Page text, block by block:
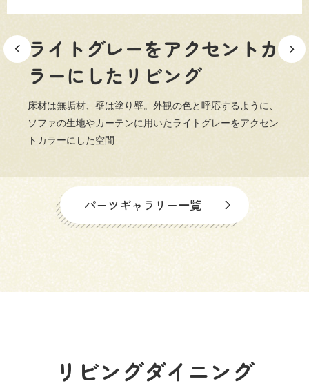
054-365-3838
受付時間／平日9:00 - 18:00
来場予約 お問い合わせ 資料請求
ライトグレーをアクセントカ
ラーにしたリビング
床材は無垢材、壁は塗り壁。外観の色と呼応するように、
ソファの生地やカーテンに用いたライトグレーをアクセン
トカラーにした空間
パーツギャラリー一覧
リビングダイニング